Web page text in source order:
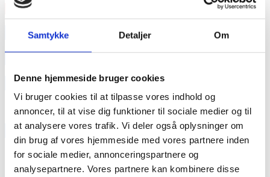
Samtykke Detaljer Om
Denne hjemmeside bruger cookies
Vi bruger cookies til at tilpasse vores indhold og
annoncer, til at vise dig funktioner til sociale medier og til
at analysere vores trafik. Vi deler også oplysninger om
din brug af vores hjemmeside med vores partnere inden
for sociale medier, annonceringspartnere og
analysepartnere. Vores partnere kan kombinere disse
Læs mere
annonce
annonce
Like us
RAINBOW BUSINESS DENMARK